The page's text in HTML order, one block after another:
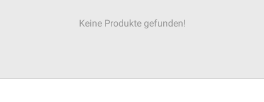
Keine Produkte gefunden!